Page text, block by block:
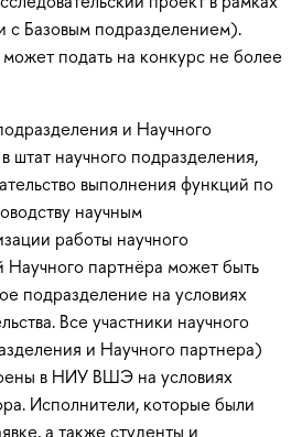
с Базовым подразделением).
подать на конкурс не более
и Научного
штат научного подразделения,
выполнения функций по
научным
работы научного
Научного партнёра может быть
подразделение на условиях
Все участники научного
и Научного партнера)
в НИУ ВШЭ на условиях
Исполнители, которые были
а также студенты и